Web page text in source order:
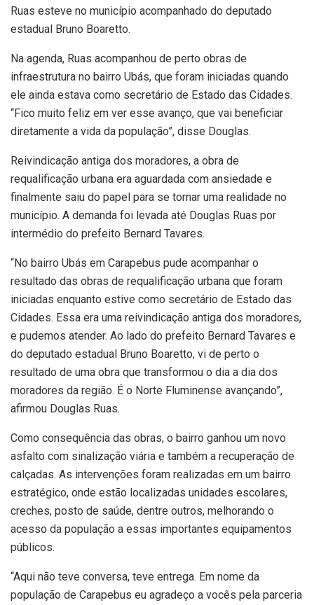
Ruas esteve no município acompanhado do deputado
estadual Bruno Boaretto.
Na agenda, Ruas acompanhou de perto obras de
infraestrutura no bairro Ubás, que foram iniciadas quando
ele ainda estava como secretário de Estado das Cidades.
“Fico muito feliz em ver esse avanço, que vai beneficiar
diretamente a vida da população”, disse Douglas.
Reivindicação antiga dos moradores, a obra de
requalificação urbana era aguardada com ansiedade e
finalmente saiu do papel para se tornar uma realidade no
município. A demanda foi levada até Douglas Ruas por
intermédio do prefeito Bernard Tavares.
“No bairro Ubás em Carapebus pude acompanhar o
resultado das obras de requalificação urbana que foram
iniciadas enquanto estive como secretário de Estado das
Cidades. Essa era uma reivindicação antiga dos moradores,
e pudemos atender. Ao lado do prefeito Bernard Tavares e
do deputado estadual Bruno Boaretto, vi de perto o
resultado de uma obra que transformou o dia a dia dos
moradores da região. É o Norte Fluminense avançando”,
afirmou Douglas Ruas.
Como consequência das obras, o bairro ganhou um novo
asfalto com sinalização viária e também a recuperação de
calçadas. As intervenções foram realizadas em um bairro
estratégico, onde estão localizadas unidades escolares,
creches, posto de saúde, dentre outros, melhorando o
acesso da população a essas importantes equipamentos
públicos.
“Aqui não teve conversa, teve entrega. Em nome da
população de Carapebus eu agradeço a vocês pela parceria